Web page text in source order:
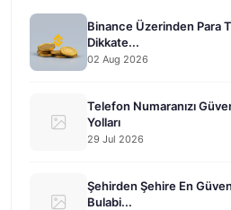
Binance Üzerinden Para
Dikkate...
02 Aug 2026
Telefon Numaranızı
Yolları
29 Jul 2026
Şehirden Şehire En
Bulabi...